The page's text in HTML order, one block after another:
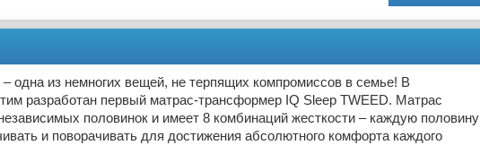
одна из немногих вещей, не терпящих компромиссов в семье! В
разработан первый матрас-трансформер IQ Sleep TWEED. Матрас
половинок и имеет 8 комбинаций жесткости – каждую половину
и поворачивать для достижения абсолютного комфорта каждого